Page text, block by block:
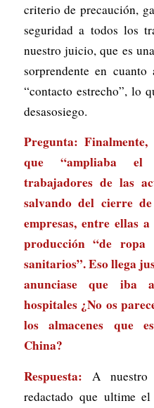
criterio de precaución,
seguridad a todos los
nuestro juicio, que es
sorprendente en
“contacto estrecho”, lo
desasosiego.
Pregunta:
que “ampliaba el
trabajadores de las
salvando del cierre
empresas, entre ellas
producción “de
sanitarios”. Eso llega
anunciase que iba
hospitales ¿No os
los almacenes que
China?
Respuesta: A
redactado que ultime